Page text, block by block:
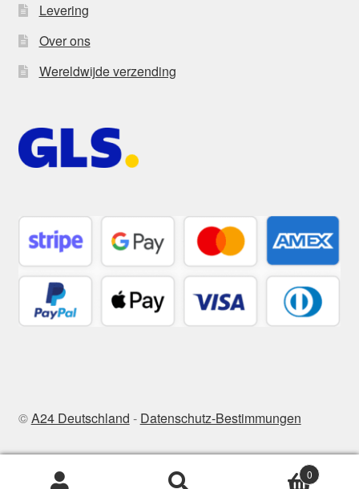
Levering
Over ons
Wereldwijde verzending
©A24 Deutschland - Datenschutz-Bestimmungen
Zoeken
0